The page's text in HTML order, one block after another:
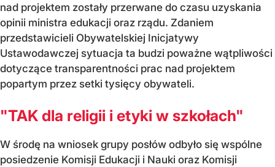
nad projektem zostały przerwane do czasu uzyskania
opinii ministra edukacji oraz rządu. Zdaniem
przedstawicieli Obywatelskiej Inicjatywy
Ustawodawczej sytuacja ta budzi poważne wątpliwości
dotyczące transparentności prac nad projektem
popartym przez setki tysięcy obywateli.
"TAK dla religii i etyki w szkołach"
W środę na wniosek grupy posłów odbyło się wspólne
posiedzenie Komisji Edukacji i Nauki oraz Komisji